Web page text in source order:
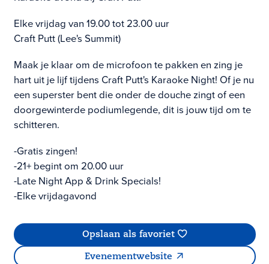
Elke vrijdag van 19.00 tot 23.00 uur
Craft Putt (Lee's Summit)
Maak je klaar om de microfoon te pakken en zing je
hart uit je lijf tijdens Craft Putt's Karaoke Night! Of je nu
een superster bent die onder de douche zingt of een
doorgewinterde podiumlegende, dit is jouw tijd om te
schitteren.
-Gratis zingen!
-21+ begint om 20.00 uur
-Late Night App & Drink Specials!
-Elke vrijdagavond
Opslaan als favoriet
Evenementwebsite